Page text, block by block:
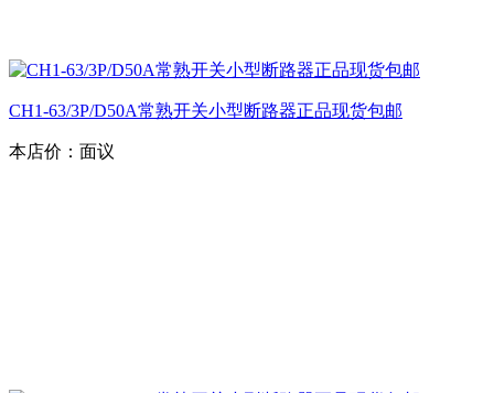
CH1-63/3P/D50A常熟开关小型断路器正品现货包邮
本店价： 面议